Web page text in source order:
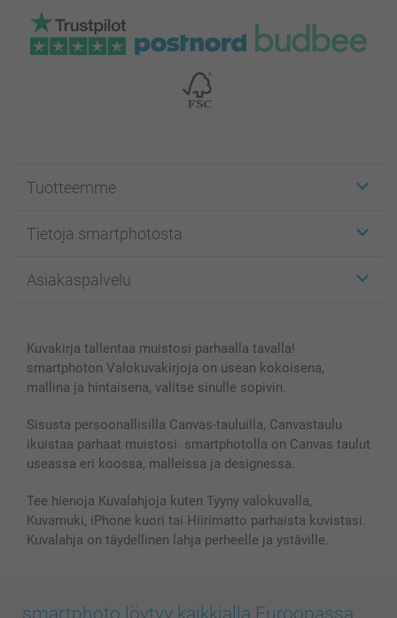
Tuotteemme
Kuvakortit
Kuvakirjat
Kännykkä & Tabletti
MyNameBook
Valokuvakehykset & Lisätarvikkeet
Lahjakortti
Kaikki kuvatuotteet
Tietoja smartphotosta
Affiliate ohjelma
Sivukartta
Ehdot/takuut
Asiakaspalvelu
smartbonus
Hinnat & maksutavat
Kuvakirja tallentaa muistosi parhaalla tavalla!
smartphoton Valokuvakirjoja on usean kokoisena,
mallina ja hintaisena, valitse sinulle sopivin.
Sisusta persoonallisilla Canvas-tauluilla, Canvastaulu
ikuistaa parhaat muistosi. smartphotolla on Canvas taulut
useassa eri koossa, malleissa ja designessa.
Tee hienoja Kuvalahjoja kuten Tyyny valokuvalla,
Kuvamuki, iPhone kuori tai Hiirimatto parhaista kuvistasi.
Kuvalahja on täydellinen lahja perheelle ja ystäville.
smartphoto löytyy kaikkialla Euroopassa